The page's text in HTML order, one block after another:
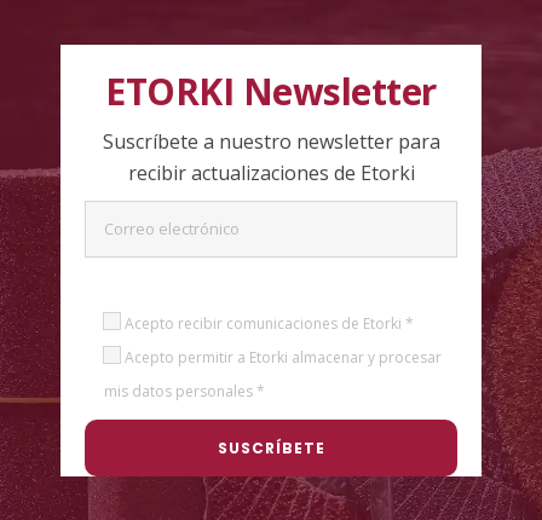
ETORKI Newsletter
Suscríbete a nuestro newsletter para
recibir actualizaciones de Etorki
Acepto recibir comunicaciones de Etorki *
Acepto permitir a Etorki almacenar y procesar
mis datos personales *